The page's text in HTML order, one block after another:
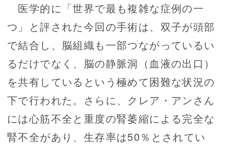
医学的に「世界で最も複雑な症例の一
つ」と評された今回の手術は、双子が頭部
で結合し、脳組織も一部つながっているい
るだけでなく、脳の静脈洞（血液の出口）
を共有しているという極めて困難な状況の
下で行われた。さらに、クレア・アンさん
には心筋不全と重度の腎萎縮による完全な
腎不全があり、生存率は50％とされてい